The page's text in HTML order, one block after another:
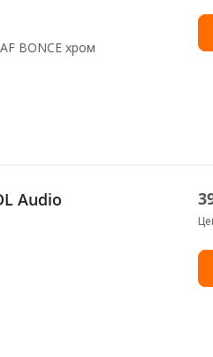
BONCE хром
Audio